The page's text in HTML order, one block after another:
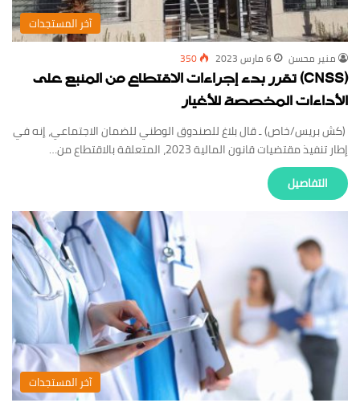
‏آخر المستجدات
منير محسن 6 مارس 2023 350
(CNSS) تقرر بدء إجراءات الاقتطاع من المنبع على
الأداءات المخصصة للأغيار
(كش بريس/خاص) ـ قال بلاغ للصندوق الوطني للضمان الاجتماعي، إنه في
إطار تنفيذ مقتضيات قانون المالية 2023، المتعلقة بالاقتطاع من…
‏التفاصيل
‏آخر المستجدات